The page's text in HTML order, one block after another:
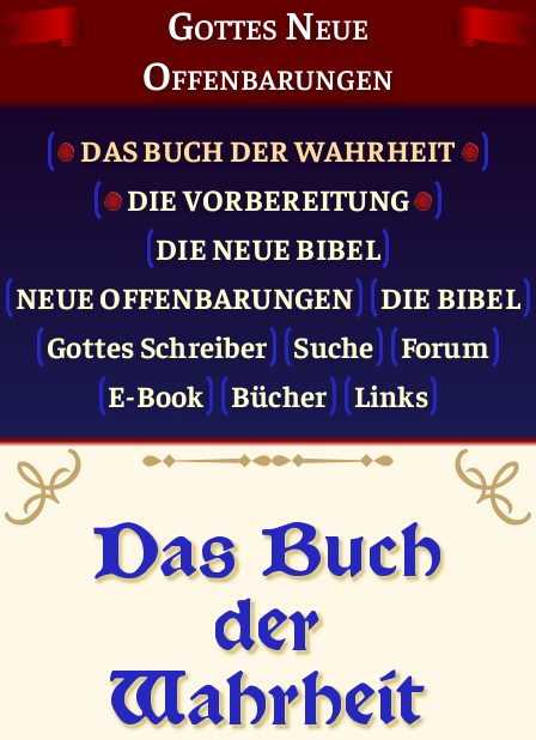
Gottes Neue
Offenbarungen
DAS BUCH DER WAHRHEIT
DIE VOR­BEREITUNG
DIE NEUE BIBEL
NEUE OFFENBARUNGEN
DIE BIBEL
Gottes Schreiber
Suche
Forum
E-Book
Bücher Links
Das Buch
der
Wahrheit